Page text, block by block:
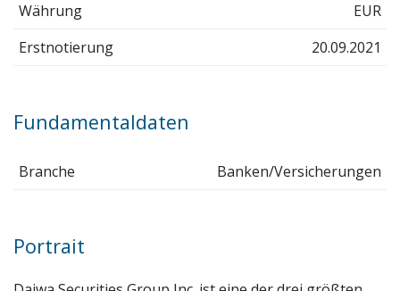
Währung
EUR
Erstnotierung
20.09.2021
Fundamentaldaten
Branche Banken/Versicherungen
Portrait